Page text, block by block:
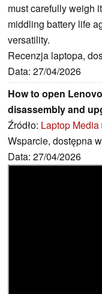
must carefully weigh
middling battery life
versatility.
Recenzja laptopa,
Data: 27/04/2026
How to open
disassembly and
Źródło: Laptop Media
Wsparcie, dostępna
Data: 27/04/2026